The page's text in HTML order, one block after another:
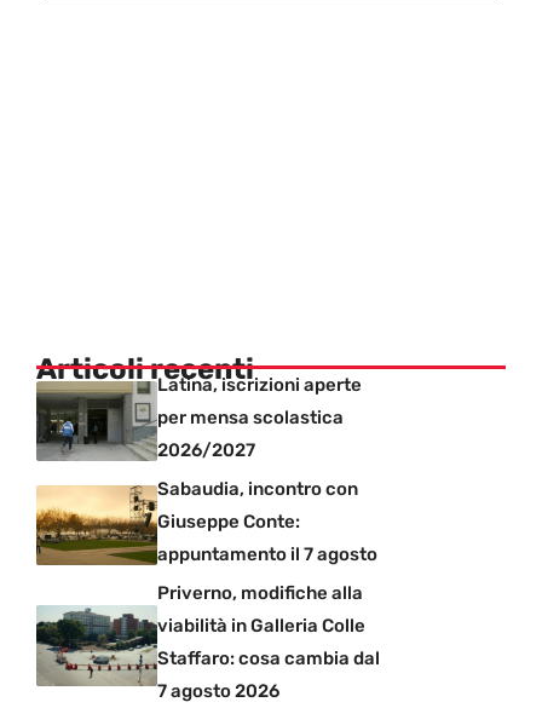
Articoli recentiLatina, iscrizioni aperte
per mensa scolastica
2026/2027
Sabaudia, incontro con
Giuseppe Conte:
appuntamento il 7 agosto
Priverno, modifiche alla
viabilità in Galleria Colle
Staffaro: cosa cambia dal
7 agosto 2026